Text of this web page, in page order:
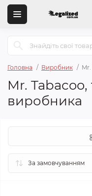
Головна Виробник
Mr.
виробника